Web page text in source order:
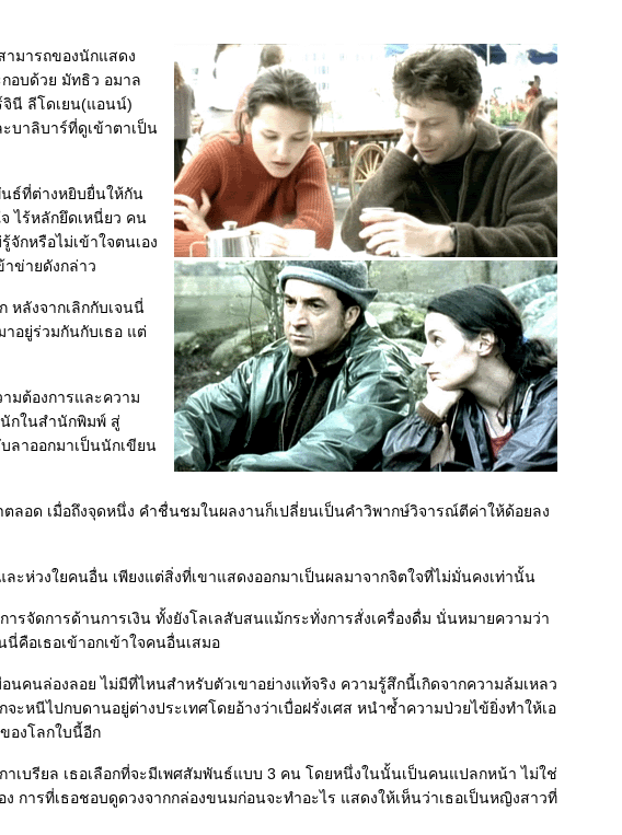
มารถของนักแสดง
อบด้วย มัทธิว อมาล
จินี ลีโดเยน(แอนน์)
าลิบาร์ที่ดูเข้าตาเป็น
ธ์ที่ต่างหยิบยื่นให้กัน
ไร้หลักยึดเหนี่ยว คน
กหรือไม่เข้าใจตนเอง
ข่ายดังกล่าว
หลังจากเลิกกับเจนนี่
อยู่ร่วมกันกับเธอ แต่
มต้องการและความ
กในสำนักพิมพ์ สู่
ลาออกมาเป็นนักเขียน
ตลอด เมื่อถึงจุดหนึ่ง คำชื่นชมในผลงานก็เปลี่ยนเป็นคำวิพากษ์วิจารณ์ตีค่าให้ด้อยลง
ห่วงใยคนอื่น เพียงแต่สิ่งที่เขาแสดงออกมาเป็นผลมาจากจิตใจที่ไม่มั่นคงเท่านั้น
รจัดการด้านการเงิน ทั้งยังโลเลสับสนแม้กระทั่งการสั่งเครื่องดื่ม นั่นหมายความว่า
คือเธอเข้าอกเข้าใจคนอื่นเสมอ
นคนล่องลอย ไม่มีที่ไหนสำหรับตัวเขาอย่างแท้จริง ความรู้สึกนี้เกิดจากความล้มเหลว
หนีไปกบดานอยู่ต่างประเทศโดยอ้างว่าเบื่อฝรั่งเศส หนำซ้ำความป่วยไข้ยิ่งทำให้เอ
องโลกใบนี้อีก
เบรียล เธอเลือกที่จะมีเพศสัมพันธ์แบบ 3 คน โดยหนึ่งในนั้นเป็นคนแปลกหน้า ไม่ใช่
การที่เธอชอบดูดวงจากกล่องขนมก่อนจะทำอะไร แสดงให้เห็นว่าเธอเป็นหญิงสาวที่